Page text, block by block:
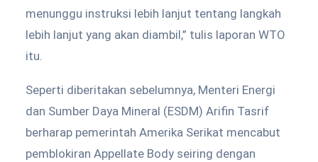
menunggu instruksi lebih lanjut tentang langkah
lebih lanjut yang akan diambil,” tulis laporan WTO
itu.
Seperti diberitakan sebelumnya, Menteri Energi
dan Sumber Daya Mineral (ESDM) Arifin Tasrif
berharap pemerintah Amerika Serikat mencabut
pemblokiran Appellate Body seiring dengan